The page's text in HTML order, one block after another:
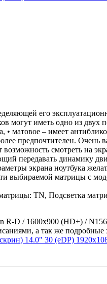
его
могут иметь одно из
• матовое – имеет
предпочтителен.
смотреть на
передавать динамику
экрана ноутбука
выбираемой матрицы с
TN, Подсветка
D / 1600x900 (HD+) /
а так же
14.0" 30 (eDP)